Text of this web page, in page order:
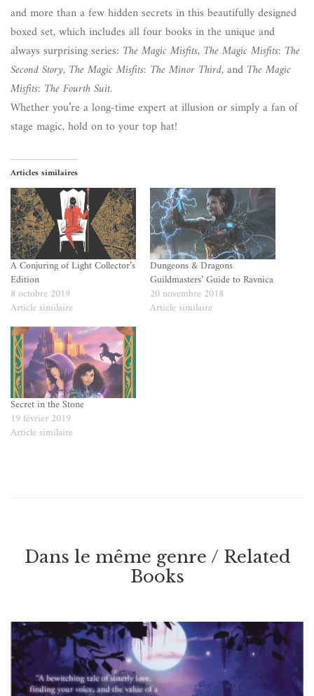
and more than a few hidden secrets in this beautifully designed
boxed set, which includes all four books in the unique and
always surprising series: The Magic Misfits, The Magic Misfits: The
Second Story, The Magic Misfits: The Minor Third, and The Magic
Misfits: The Fourth Suit.
Whether you’re a long-time expert at illusion or simply a fan of
stage magic, hold on to your top hat!
Articles similaires
A Conjuring of Light Collector’s
Edition
8 octobre 2019
Article similaire
Dungeons & Dragons
Guildmasters’ Guide to Ravnica
20 novembre 2018
Article similaire
Secret in the Stone
19 février 2019
Article similaire
Dans le même genre / Related
Books